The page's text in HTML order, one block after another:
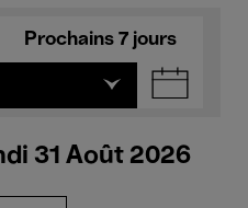
Prochains 7 jours
31 Août 2026